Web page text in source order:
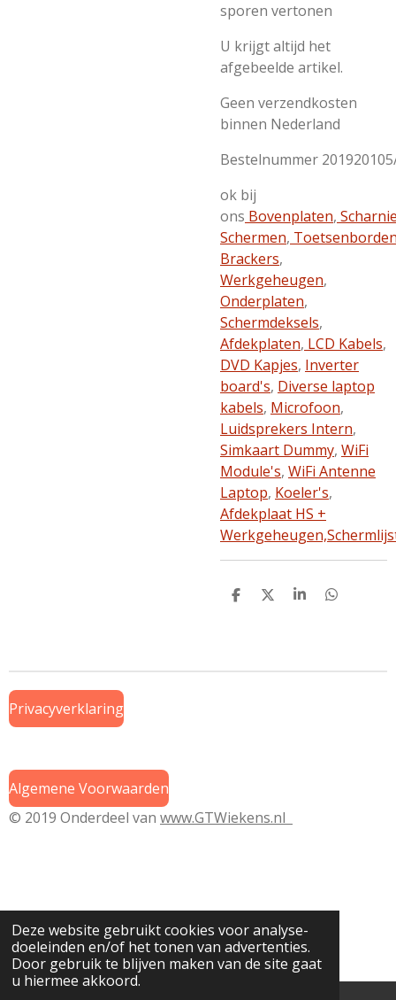
Deze website gebruikt cookies voor analyse-
doeleinden en/of het tonen van advertenties.
Door gebruik te blijven maken van de site gaat
u hiermee akkoord.
sporen vertonen
U krijgt altijd het
afgebeelde artikel.
Geen verzendkosten
binnen Nederland
Bestelnummer
ok bij
ons Bovenplaten,
Schermen,
Brackers,
Werkgeheugen,
Onderplaten,
Schermdeksels,
Afdekplaten, LCD Kabels,
DVD Kapjes, Inverter
board's, Diverse laptop
kabels, Microfoon,
Luidsprekers Intern,
Simkaart Dummy, WiFi
Module's, WiFi Antenne
Laptop, Koeler's,
Afdekplaat HS +
Werkgeheugen,
D
D
S
D
Privacyverklaring
Algemene Voorwaarden
© 2019 Onderdeel van www.GTWiekens.nl